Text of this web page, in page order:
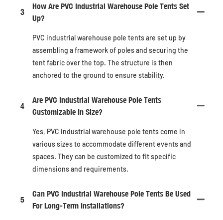
3
How Are PVC Industrial Warehouse Pole Tents Set
Up?
PVC industrial warehouse pole tents are set up by
assembling a framework of poles and securing the
tent fabric over the top. The structure is then
anchored to the ground to ensure stability.
4
Are PVC Industrial Warehouse Pole Tents
Customizable In Size?
Yes, PVC industrial warehouse pole tents come in
various sizes to accommodate different events and
spaces. They can be customized to fit specific
dimensions and requirements.
5
Can PVC Industrial Warehouse Pole Tents Be Used
For Long-Term Installations?